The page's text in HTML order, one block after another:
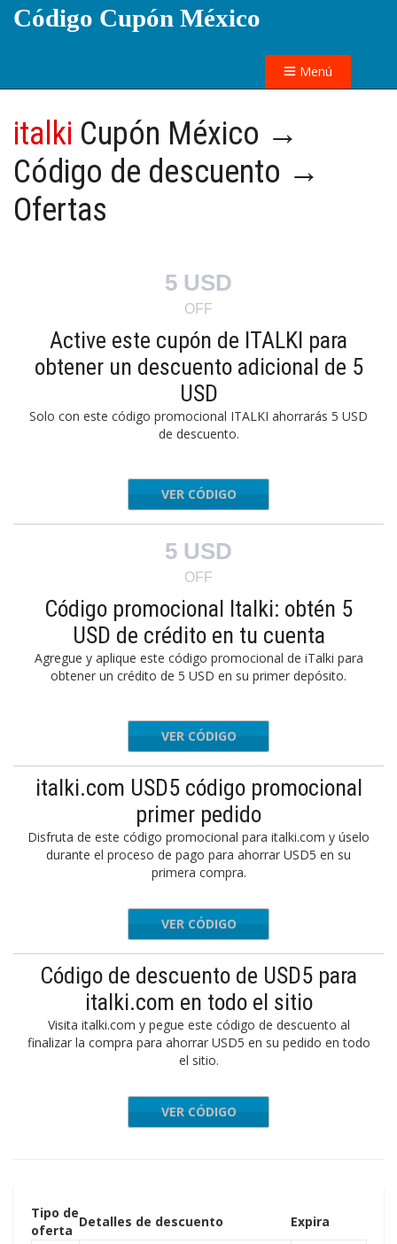
Código Cupón México
Menú
italki Cupón México →
Código de descuento →
Ofertas
5 USD
OFF
Active este cupón de ITALKI para
obtener un descuento adicional de 5
USD
Solo con este código promocional ITALKI ahorrarás 5 USD
de descuento.
EGe6HG
VER CÓDIGO
5 USD
OFF
Código promocional Italki: obtén 5
USD de crédito en tu cuenta
Agregue y aplique este código promocional de iTalki para
obtener un crédito de 5 USD en su primer depósito.
e0ACAe
VER CÓDIGO
italki.com USD5 código promocional
primer pedido
Disfruta de este código promocional para italki.com y úselo
durante el proceso de pago para ahorrar USD5 en su
primera compra.
VER CÓDIGO
Código de descuento de USD5 para
italki.com en todo el sitio
Visita italki.com y pegue este código de descuento al
finalizar la compra para ahorrar USD5 en su pedido en todo
el sitio.
GEBAB0
VER CÓDIGO
Tipo de
oferta
Detalles de descuento Expira